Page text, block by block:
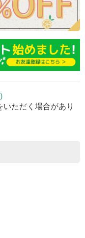
ただく場合があり